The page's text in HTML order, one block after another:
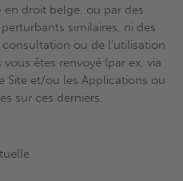
en droit belge, ou par des
similaires, ni des
ou de l’utilisation
êtes renvoyé (par ex. via
Site et/ou les Applications ou
sur ces derniers.